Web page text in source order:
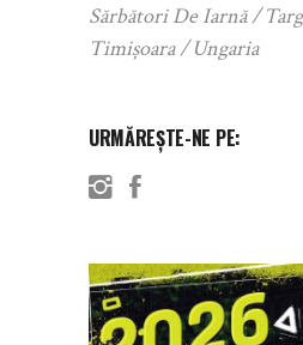
Sărbători De Iarnă
Timișoara
Ungaria
URMĂREȘTE-NE PE: